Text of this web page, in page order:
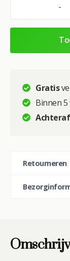
-
–
Glasschilderij
aantal
:
Gratis
Binnen
Retourneren